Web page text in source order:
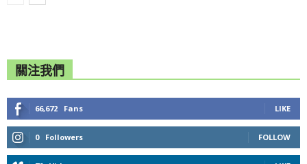
關注我們
66,672 Fans LIKE
0 Followers FOLLOW